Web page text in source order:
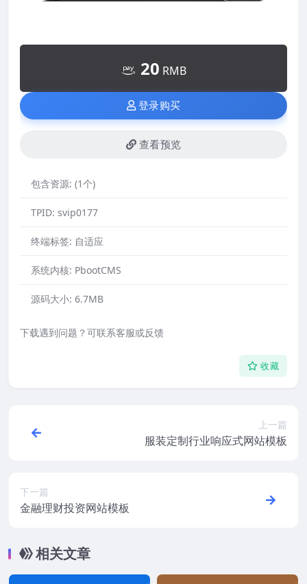
20 RMB
登录购买
查看预览
包含资源: (1个)
TPID: svip0177
终端标签: 自适应
系统内核: PbootCMS
源码大小: 6.7MB
下载遇到问题？可联系客服或反馈
收藏
上一篇
服装定制行业响应式网站模板
下一篇
金融理财投资网站模板
相关文章